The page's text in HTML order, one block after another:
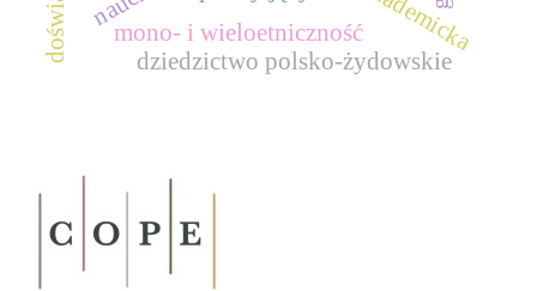
dziedzictwo polsko-żydowskie
mono- i wieloetniczność